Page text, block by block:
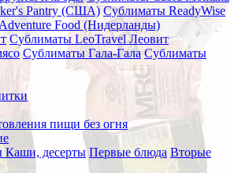
Pantry (США) Сублиматы ReadyWise
Food (Нидерланды)
Сублиматы LeoTravel Леовит
Сублиматы Гала-Гала Сублиматы
пищи без огня
Каши, десерты Первые блюда Вторые